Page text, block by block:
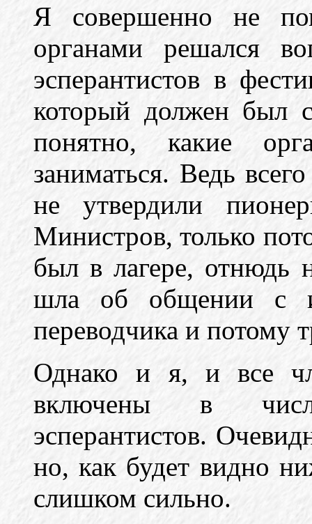
Я совершенно не
органами решался
эсперантистов в
который должен был
понятно, какие
заниматься. Ведь
не утвердили
Министров, только
был в лагере, отнюдь
шла об общении с
переводчика и потому
Однако и я, и все
включены в
эсперантистов.
но, как будет видно
слишком сильно.